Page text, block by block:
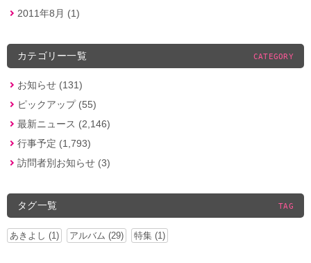
2011年8月 (1)
カテゴリー一覧 CATEGORY
お知らせ (131)
ピックアップ (55)
最新ニュース (2,146)
行事予定 (1,793)
訪問者別お知らせ (3)
タグ一覧 TAG
あきよし (1) アルバム (29) 特集 (1)